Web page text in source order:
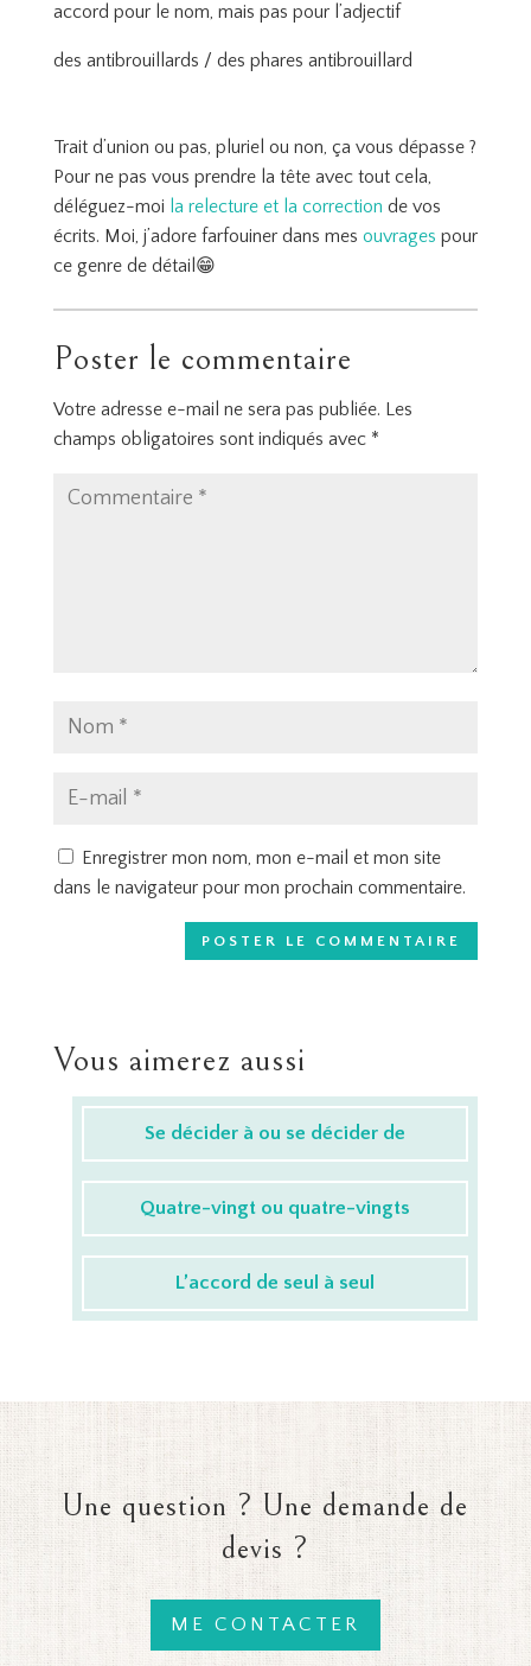
accord pour le nom, mais pas pour l’adjectif
des antibrouillards / des phares antibrouillard
Trait d’union ou pas, pluriel ou non, ça vous dépasse ?
Pour ne pas vous prendre la tête avec tout cela,
déléguez-moi la relecture et la correction de vos
écrits. Moi, j’adore farfouiner dans mes ouvrages pour
ce genre de détail😁
Poster le commentaire
Votre adresse e-mail ne sera pas publiée. Les
champs obligatoires sont indiqués avec *
Enregistrer mon nom, mon e-mail et mon site
dans le navigateur pour mon prochain commentaire.
Vous aimerez aussi
Se décider à ou se décider de
Quatre-vingt ou quatre-vingts
L’accord de seul à seul
Une question ? Une demande de
devis ?
ME CONTACTER